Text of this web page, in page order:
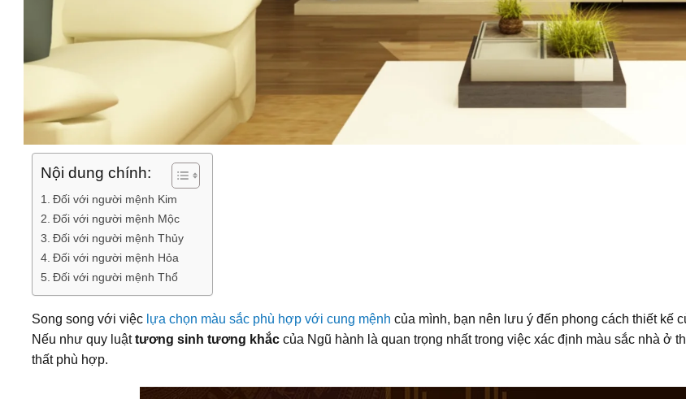
Nội dung chính:
Đối với người mệnh Kim
Đối với người mệnh Mộc
Đối với người mệnh Thủy
Đối với người mệnh Hỏa
Đối với người mệnh Thổ
Song song với việc lựa chọn màu sắc phù hợp với cung mệnh của mình, bạn nên lưu ý đến phong cách thiết kế
Nếu như quy luậttương sinh tương khắc của Ngũ hành là quan trọng nhất trong việc xác định màu sắc nhà ở
thất phù hợp.